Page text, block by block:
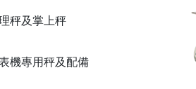
秤及掌上秤
機專用秤及配備